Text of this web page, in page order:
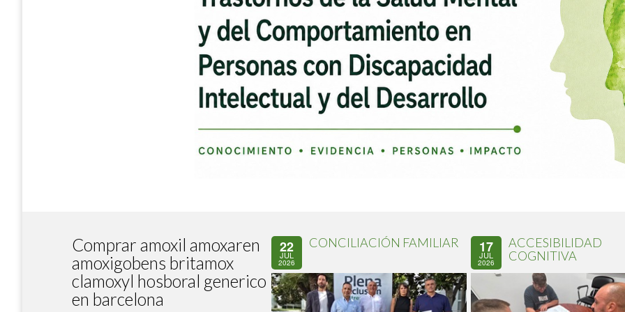
Comprar amoxil amoxaren
amoxigobens britamox
clamoxyl hosboral generico
en barcelona
22
JUL
2026
CONCILIACIÓN FAMILIAR 17
JUL
2026
ACCESIBILIDAD
COGNITIVA